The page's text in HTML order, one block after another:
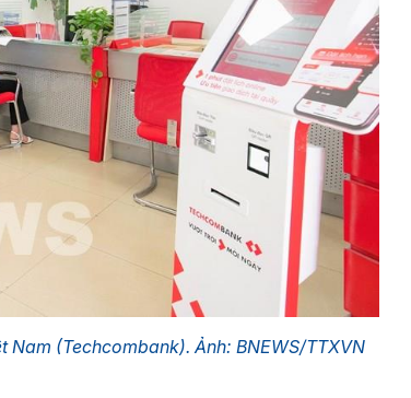
(Techcombank). Ảnh: BNEWS/TTXVN